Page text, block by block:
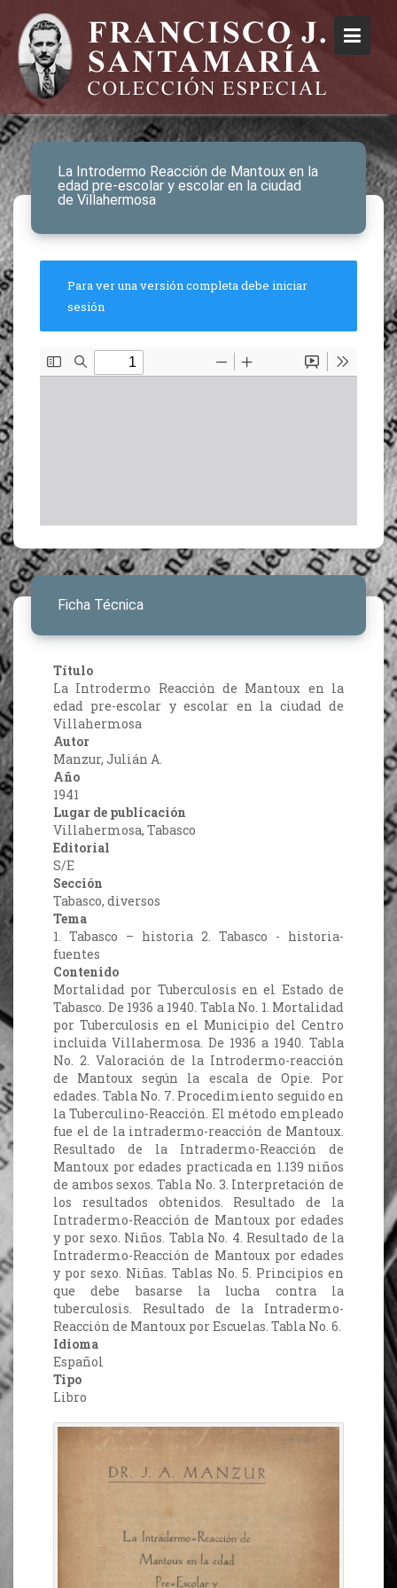
La Introdermo Reacción de Mantoux en la
edad pre-escolar y escolar en la ciudad
de Villahermosa
Para ver una versión completa debe iniciar
sesión
Ficha Técnica
Título
La Introdermo Reacción de Mantoux en la
edad pre-escolar y escolar en la ciudad de
Villahermosa
Autor
Manzur, Julián A.
Año
1941
Lugar de publicación
Villahermosa, Tabasco
Editorial
S/E
Sección
Tabasco, diversos
Tema
1. Tabasco – historia 2. Tabasco - historia-
fuentes
Contenido
Mortalidad por Tuberculosis en el Estado de
Tabasco. De 1936 a 1940. Tabla No. 1. Mortalidad
por Tuberculosis en el Municipio del Centro
incluida Villahermosa. De 1936 a 1940. Tabla
No. 2. Valoración de la Introdermo-reacción
de Mantoux según la escala de Opie. Por
edades. Tabla No. 7. Procedimiento seguido en
la Tuberculino-Reacción. El método empleado
fue el de la intradermo-reacción de Mantoux.
Resultado de la Intradermo-Reacción de
Mantoux por edades practicada en 1.139 niños
de ambos sexos. Tabla No. 3. Interpretación de
los resultados obtenidos. Resultado de la
Intradermo-Reacción de Mantoux por edades
y por sexo. Niños. Tabla No. 4. Resultado de la
Intradermo-Reacción de Mantoux por edades
y por sexo. Niñas. Tablas No. 5. Principios en
que debe basarse la lucha contra la
tuberculosis. Resultado de la Intradermo-
Reacción de Mantoux por Escuelas. Tabla No. 6.
Idioma
Español
Tipo
Libro